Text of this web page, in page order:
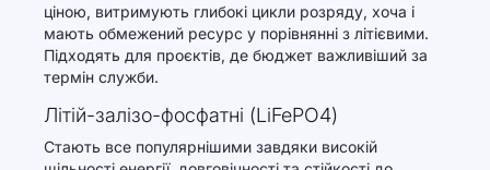
ціною, витримують глибокі цикли розряду, хоча і
мають обмежений ресурс у порівнянні з літієвими.
Підходять для проєктів, де бюджет важливіший за
термін служби.
Літій-залізо-фосфатні (LiFePO4)
Стають все популярнішими завдяки високій